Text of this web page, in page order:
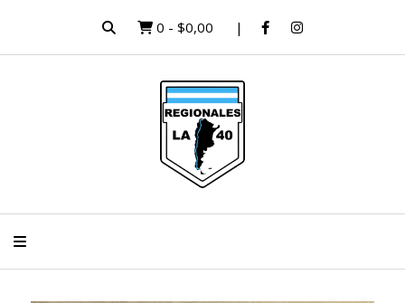
0 - $0,00